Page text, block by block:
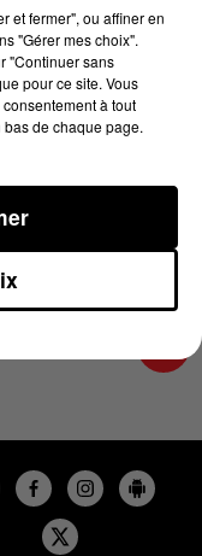
10/04/2025 À
et fermer", ou affiner en
"Gérer mes choix".
"Continuer sans
pour ce site. Vous
à tout
de chaque page.